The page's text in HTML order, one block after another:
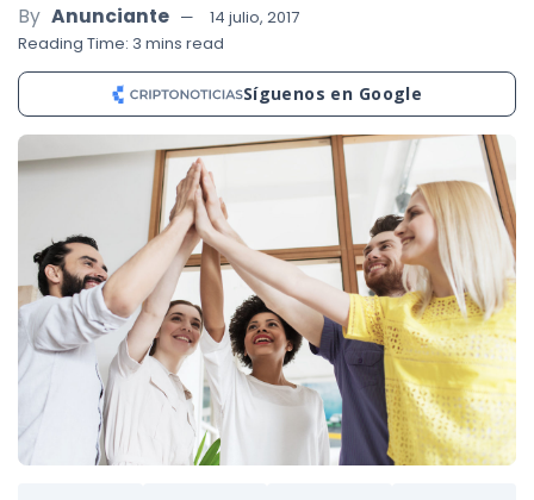
By Anunciante
14 julio, 2017
Reading Time: 3 mins read
Síguenos en Google